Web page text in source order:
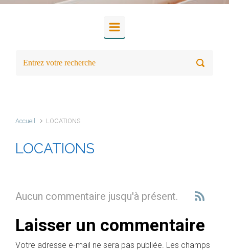
Accueil LOCATIONS
LOCATIONS
Aucun commentaire jusqu'à présent.
Laisser un commentaire
Votre adresse e-mail ne sera pas publiée. Les champs